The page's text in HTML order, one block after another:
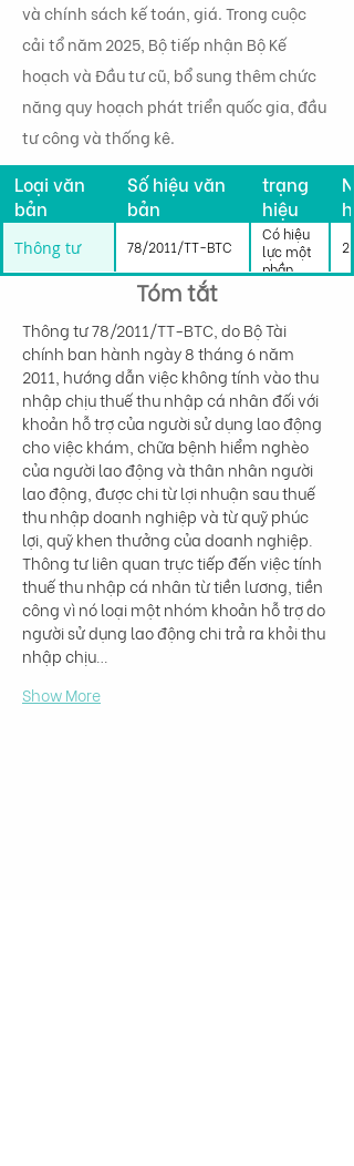
và chính sách kế toán, giá. Trong cuộc
cải tổ năm 2025, Bộ tiếp nhận Bộ Kế
hoạch và Đầu tư cũ, bổ sung thêm chức
năng quy hoạch phát triển quốc gia, đầu
tư công và thống kê.
Loại văn
bản
Số hiệu văn
bản
trạng
hiệu
lực
Thông tư 78/2011/TT-BTC
Có hiệu
lực một
phần
Tóm tắt
Thông tư 78/2011/TT-BTC, do Bộ Tài
chính ban hành ngày 8 tháng 6 năm
2011, hướng dẫn việc không tính vào thu
nhập chịu thuế thu nhập cá nhân đối với
khoản hỗ trợ của người sử dụng lao động
cho việc khám, chữa bệnh hiểm nghèo
của người lao động và thân nhân người
lao động, được chi từ lợi nhuận sau thuế
thu nhập doanh nghiệp và từ quỹ phúc
lợi, quỹ khen thưởng của doanh nghiệp.
Thông tư liên quan trực tiếp đến việc tính
thuế thu nhập cá nhân từ tiền lương, tiền
công vì nó loại một nhóm khoản hỗ trợ do
người sử dụng lao động chi trả ra khỏi thu
nhập chịu…
Show More